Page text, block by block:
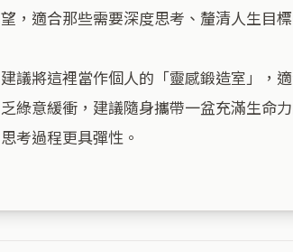
望，適合那些需要深度思考、釐清人生目
建議將這裡當作個人的「靈感鍛造室」，
乏綠意緩衝，建議隨身攜帶一盆充滿生命
思考過程更具彈性。